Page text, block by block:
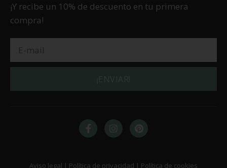
¡Y recibe un 10% de descuento en tu primera
compra!
¡ENVIAR!
Aviso legal | Política de privacidad | Política de cookies